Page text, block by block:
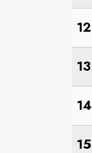
12
13
14
15